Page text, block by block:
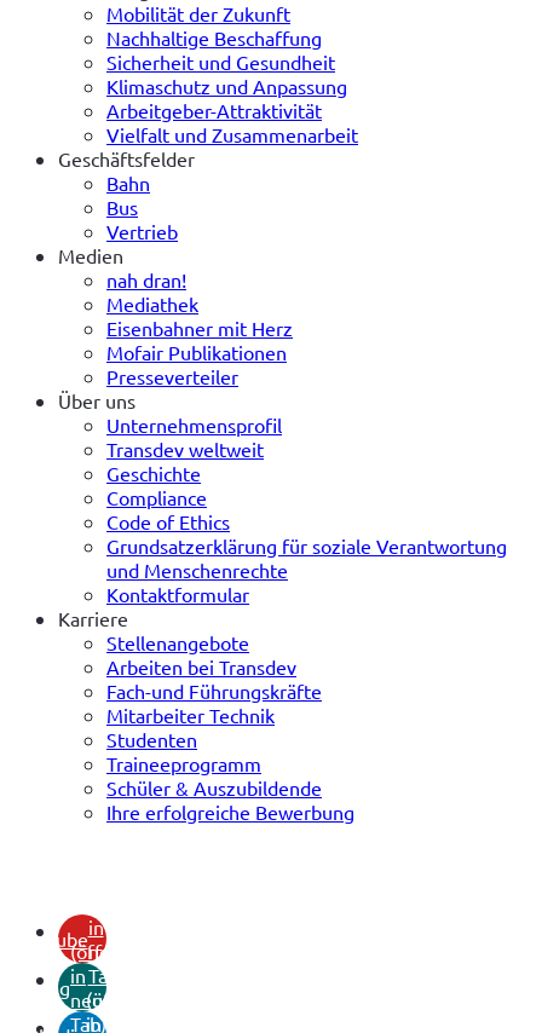
Mobilität der Zukunft
Nachhaltige Beschaffung
Sicherheit und Gesundheit
Klimaschutz und Anpassung
Arbeitgeber-Attraktivität
Vielfalt und Zusammenarbeit
Geschäftsfelder
Bahn
Bus
Vertrieb
Medien
nah dran!
Mediathek
Eisenbahner mit Herz
Mofair Publikationen
Presseverteiler
Über uns
Unternehmensprofil
Transdev weltweit
Geschichte
Compliance
Code of Ethics
Grundsatzerklärung für soziale Verantwortung
und Menschenrechte
Kontaktformular
Karriere
Stellenangebote
Arbeiten bei Transdev
Fach-und Führungskräfte
Mitarbeiter Technik
Studenten
Traineeprogramm
Schüler & Auszubildende
Ihre erfolgreiche Bewerbung
youtubein
neuem
Tab)
xing
(öffnet
in
neuem
Tab)
(öffnet
in